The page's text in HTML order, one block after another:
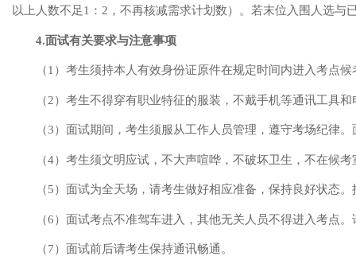
以上人数不足1：2，不再核减需求计划数）。若末位入围人选
4.面试有关要求与注意事项
（1） 考生须持本人有效身份证原件在规定时间内进入考点
（2） 考生不得穿有职业特征的服装，不戴手机等通讯工具
（3） 面试期间，考生须服从工作人员管理，遵守考场纪律
（4） 考生须文明应试，不大声喧哗，不破坏卫生，不在候
（5） 面试为全天场，请考生做好相应准备，保持良好状态
（6） 面试考点不准驾车进入，其他无关人员不得进入考点
（7） 面试前后请考生保持通讯畅通。